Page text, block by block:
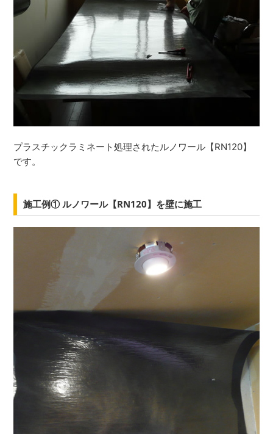
プラスチックラミネート処理されたルノワール【RN120】
です。
施工例① ルノワール【RN120】を壁に施工